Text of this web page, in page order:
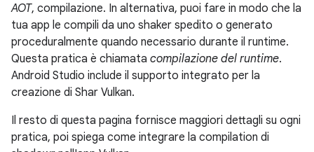
AOT, compilazione. In alternativa, puoi fare in modo che la
tua app le compili da uno shaker spedito o generato
proceduralmente quando necessario durante il runtime.
Questa pratica è chiamata compilazione del runtime.
Android Studio include il supporto integrato per la
creazione di Shar Vulkan.
Il resto di questa pagina fornisce maggiori dettagli su ogni
pratica, poi spiega come integrare la compilation di